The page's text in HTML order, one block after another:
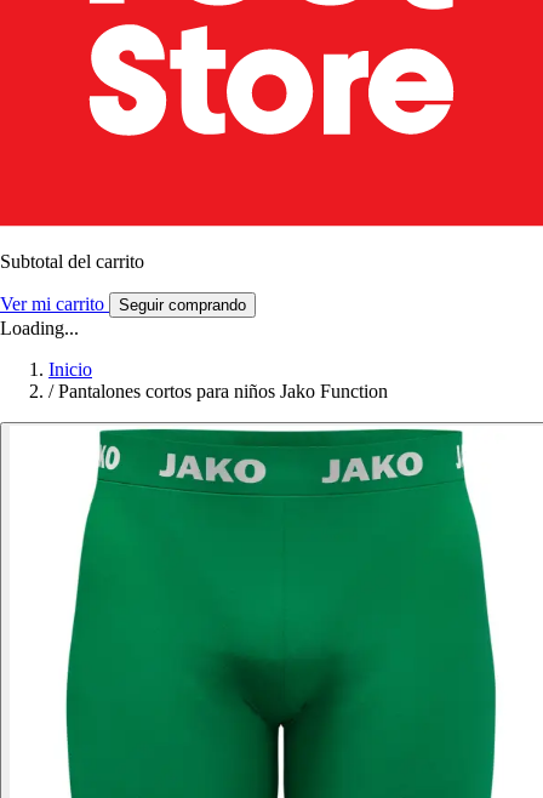
Subtotal del carrito
Ver mi carrito Seguir comprando
Loading...
Inicio
/ Pantalones cortos para niños Jako Function